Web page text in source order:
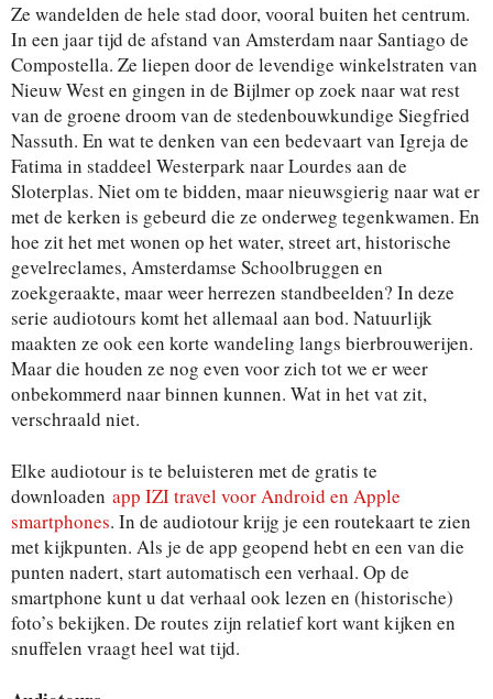
Ze wandelden de hele stad door, vooral buiten het centrum.
In een jaar tijd de afstand van Amsterdam naar Santiago de
Compostella. Ze liepen door de levendige winkelstraten van
Nieuw West en gingen in de Bijlmer op zoek naar wat rest
van de groene droom van de stedenbouwkundige Siegfried
Nassuth. En wat te denken van een bedevaart van Igreja de
Fatima in staddeel Westerpark naar Lourdes aan de
Sloterplas. Niet om te bidden, maar nieuwsgierig naar wat er
met de kerken is gebeurd die ze onderweg tegenkwamen. En
hoe zit het met wonen op het water, street art, historische
gevelreclames, Amsterdamse Schoolbruggen en
zoekgeraakte, maar weer herrezen standbeelden? In deze
serie audiotours komt het allemaal aan bod. Natuurlijk
maakten ze ook een korte wandeling langs bierbrouwerijen.
Maar die houden ze nog even voor zich tot we er weer
onbekommerd naar binnen kunnen. Wat in het vat zit,
verschraald niet.
Elke audiotour is te beluisteren met de gratis te
downloaden app IZI travel voor Android en Apple
smartphones. In de audiotour krijg je een routekaart te zien
met kijkpunten. Als je de app geopend hebt en een van die
punten nadert, start automatisch een verhaal. Op de
smartphone kunt u dat verhaal ook lezen en (historische)
foto’s bekijken. De routes zijn relatief kort want kijken en
snuffelen vraagt heel wat tijd.